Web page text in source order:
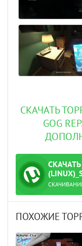
СКАЧАТЬ
GOG
СКАЧАТЬ
ТОРРЕНТ
ПОХОЖИЕ